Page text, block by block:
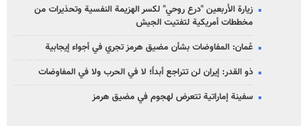
زيارة الأربعين "درع روحي" لكسر الهزيمة النفسية وتحذيرات من
مخططات أمريكية لتفتيت الجيش
عُمان: المفاوضات بشأن مضيق هرمز تجري في أجواء إيجابية
ذو القدر: إيران لن تتراجع أبداً؛ لا في الحرب ولا في المفاوضات
سفينة إماراتية تتعرض لهجوم في مضيق هرمز